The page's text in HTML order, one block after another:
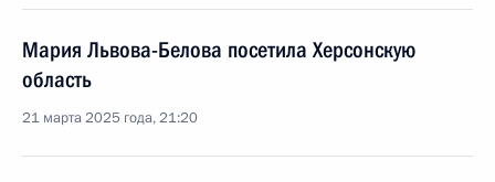
Мария Львова-Белова посетила Херсонскую
область
21 марта 2025 года, 21:20